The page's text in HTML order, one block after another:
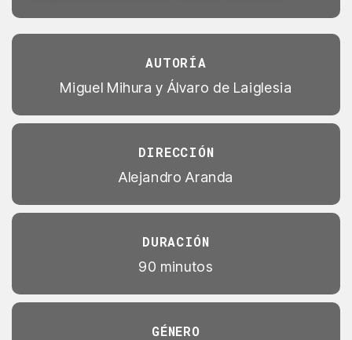
AUTORÍA
Miguel Mihura y Álvaro de Laiglesia
DIRECCIÓN
Alejandro Aranda
DURACIÓN
90 minutos
GÉNERO